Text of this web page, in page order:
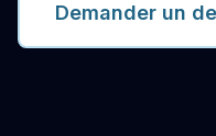
Demander un